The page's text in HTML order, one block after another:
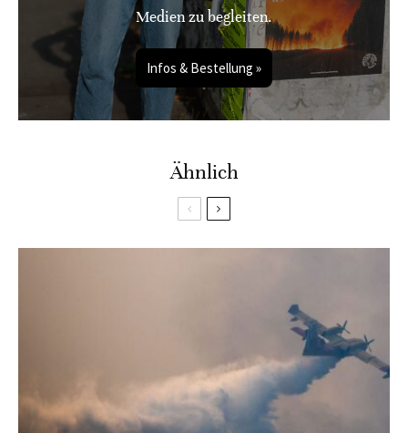
Medien zu begleiten.
Infos & Bestellung »
Ähnlich